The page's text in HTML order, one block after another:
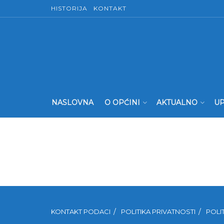
HISTORIJA KONTAKT
NASLOVNA O OPĆINI AKTUALNO
KONTAKT PODACI POLITIKA PRIVATNOSTI